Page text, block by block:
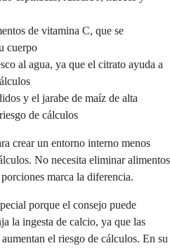
de vitamina C, que se
cuerpo
al agua, ya que el citrato ayuda a
y el jarabe de maíz de alta
de cálculos
crear un entorno interno menos
No necesita eliminar alimentos
marca la diferencia.
porque el consejo puede
la ingesta de calcio, ya que las
el riesgo de cálculos. En su